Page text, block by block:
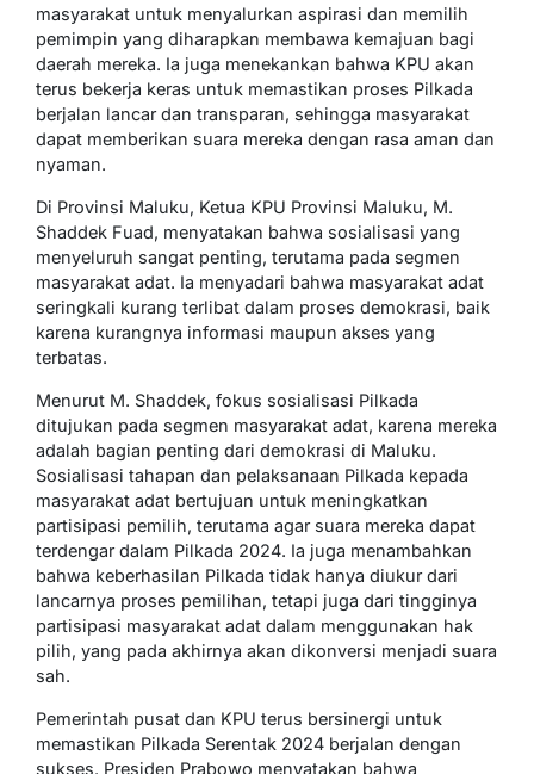
masyarakat untuk menyalurkan aspirasi dan memilih
pemimpin yang diharapkan membawa kemajuan bagi
daerah mereka. Ia juga menekankan bahwa KPU akan
terus bekerja keras untuk memastikan proses Pilkada
berjalan lancar dan transparan, sehingga masyarakat
dapat memberikan suara mereka dengan rasa aman dan
nyaman.
Di Provinsi Maluku, Ketua KPU Provinsi Maluku, M.
Shaddek Fuad, menyatakan bahwa sosialisasi yang
menyeluruh sangat penting, terutama pada segmen
masyarakat adat. Ia menyadari bahwa masyarakat adat
seringkali kurang terlibat dalam proses demokrasi, baik
karena kurangnya informasi maupun akses yang
terbatas.
Menurut M. Shaddek, fokus sosialisasi Pilkada
ditujukan pada segmen masyarakat adat, karena mereka
adalah bagian penting dari demokrasi di Maluku.
Sosialisasi tahapan dan pelaksanaan Pilkada kepada
masyarakat adat bertujuan untuk meningkatkan
partisipasi pemilih, terutama agar suara mereka dapat
terdengar dalam Pilkada 2024. Ia juga menambahkan
bahwa keberhasilan Pilkada tidak hanya diukur dari
lancarnya proses pemilihan, tetapi juga dari tingginya
partisipasi masyarakat adat dalam menggunakan hak
pilih, yang pada akhirnya akan dikonversi menjadi suara
sah.
Pemerintah pusat dan KPU terus bersinergi untuk
memastikan Pilkada Serentak 2024 berjalan dengan
sukses. Presiden Prabowo menyatakan bahwa